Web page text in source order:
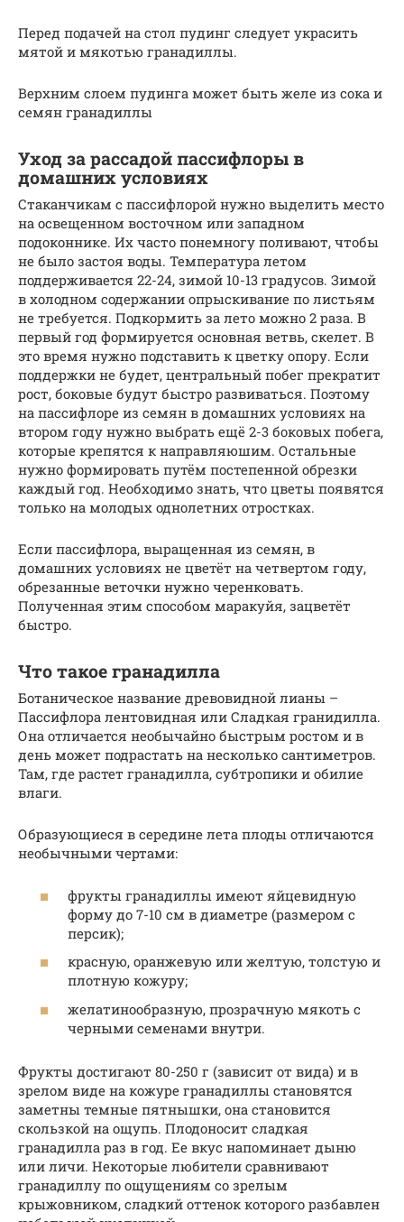
Перед подачей на стол пудинг следует украсить
мятой и мякотью гранадиллы.
Верхним слоем пудинга может быть желе из сока и
семян гранадиллы
Уход за рассадой пассифлоры в
домашних условиях
Стаканчикам с пассифлорой нужно выделить место
на освещенном восточном или западном
подоконнике. Их часто понемногу поливают, чтобы
не было застоя воды. Температура летом
поддерживается 22-24, зимой 10-13 градусов. Зимой
в холодном содержании опрыскивание по листьям
не требуется. Подкормить за лето можно 2 раза. В
первый год формируется основная ветвь, скелет. В
это время нужно подставить к цветку опору. Если
поддержки не будет, центральный побег прекратит
рост, боковые будут быстро развиваться. Поэтому
на пассифлоре из семян в домашних условиях на
втором году нужно выбрать ещё 2-3 боковых побега,
которые крепятся к направляюшим. Остальные
нужно формировать путём постепенной обрезки
каждый год. Необходимо знать, что цветы появятся
только на молодых однолетних отростках.
Если пассифлора, выращенная из семян, в
домашних условиях не цветёт на четвертом году,
обрезанные веточки нужно черенковать.
Полученная этим способом маракуйя, зацветёт
быстро.
Что такое гранадилла
Ботаническое название древовидной лианы –
Пассифлора лентовидная или Сладкая гранидилла.
Она отличается необычайно быстрым ростом и в
день может подрастать на несколько сантиметров.
Там, где растет гранадилла, субтропики и обилие
влаги.
Образующиеся в середине лета плоды отличаются
необычными чертами:
фрукты гранадиллы имеют яйцевидную
форму до 7-10 см в диаметре (размером с
персик);
красную, оранжевую или желтую, толстую и
плотную кожуру;
желатинообразную, прозрачную мякоть с
черными семенами внутри.
Фрукты достигают 80-250 г (зависит от вида) и в
зрелом виде на кожуре гранадиллы становятся
заметны темные пятнышки, она становится
скользкой на ощупь. Плодоносит сладкая
гранадилла раз в год. Ее вкус напоминает дыню
или личи. Некоторые любители сравнивают
гранадиллу по ощущениям со зрелым
крыжовником, сладкий оттенок которого разбавлен